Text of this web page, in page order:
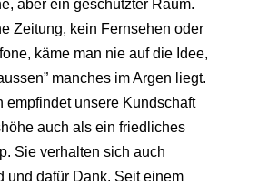
aber ein geschützter Raum.
Zeitung, kein Fernsehen oder
käme man nie auf die Idee,
manches im Argen liegt.
empfindet unsere Kundschaft
auch als ein friedliches
Sie verhalten sich auch
und dafür Dank. Seit einem